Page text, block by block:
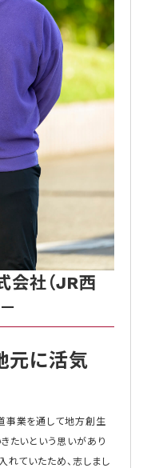
会社（JR西
元に活気
事業を通して地方創生
たいという思いがあり
れていたため、志しまし